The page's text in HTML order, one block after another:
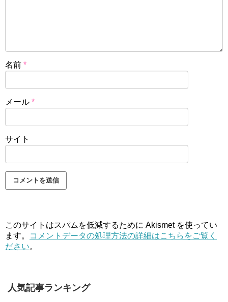
名前 *
メール *
サイト
このサイトはスパムを低減するために Akismet を使ってい
ます。
コメントデータの処理方法の詳細はこちらをご覧く
ださい。
人気記事ランキング